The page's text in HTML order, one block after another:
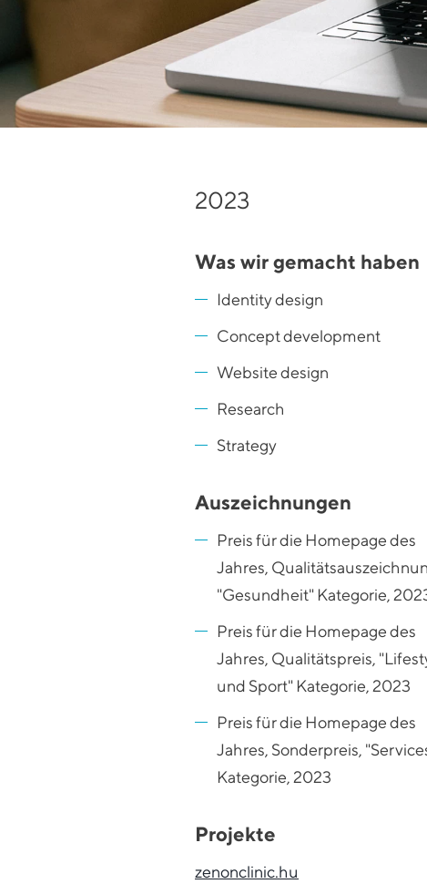
2023
Was wir gemacht haben
Identity design
Concept development
Website design
Research
Strategy
Auszeichnungen
Preis für die Homepage des
Jahres,
"Gesundheit" Kategorie,
Preis für die Homepage des
Jahres, Qualitätspreis,
und Sport" Kategorie, 2023
Preis für die Homepage des
Jahres, Sonderpreis,
Kategorie, 2023
Projekte
zenonclinic.hu